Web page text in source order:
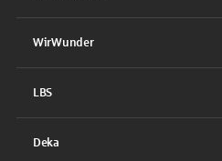
WirWunder
LBS
Deka